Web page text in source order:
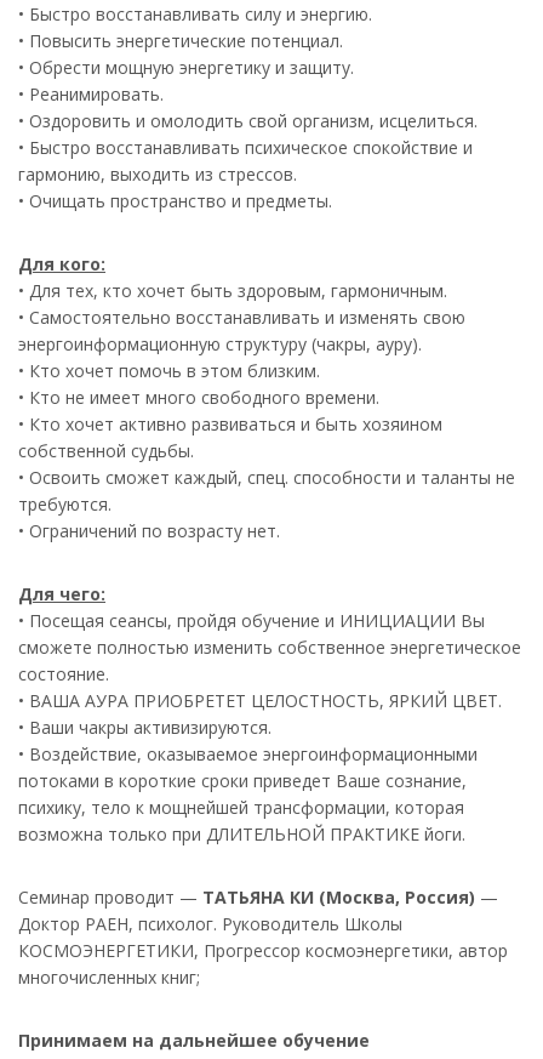
• Быстро восстанавливать силу и энергию.
• Повысить энергетические потенциал.
• Обрести мощную энергетику и защиту.
• Реанимировать.
• Оздоровить и омолодить свой организм, исцелиться.
• Быстро восстанавливать психическое спокойствие и
гармонию, выходить из стрессов.
• Очищать пространство и предметы.
Для кого:
• Для тех, кто хочет быть здоровым, гармоничным.
• Самостоятельно восстанавливать и изменять свою
энергоинформационную структуру (чакры, ауру).
• Кто хочет помочь в этом близким.
• Кто не имеет много свободного времени.
• Кто хочет активно развиваться и быть хозяином
собственной судьбы.
• Освоить сможет каждый, спец. способности и таланты не
требуются.
• Ограничений по возрасту нет.
Для чего:
• Посещая сеансы, пройдя обучение и ИНИЦИАЦИИ Вы
сможете полностью изменить собственное энергетическое
состояние.
• ВАША АУРА ПРИОБРЕТЕТ ЦЕЛОСТНОСТЬ, ЯРКИЙ ЦВЕТ.
• Ваши чакры активизируются.
• Воздействие, оказываемое энергоинформационными
потоками в короткие сроки приведет Ваше сознание,
психику, тело к мощнейшей трансформации, которая
возможна только при ДЛИТЕЛЬНОЙ ПРАКТИКЕ йоги.
Семинар проводит — ТАТЬЯНА КИ (Москва, Россия) —
Доктор РАЕН, психолог. Руководитель Школы
КОСМОЭНЕРГЕТИКИ, Прогрессор космоэнергетики, автор
многочисленных книг;
Принимаем на дальнейшее обучение